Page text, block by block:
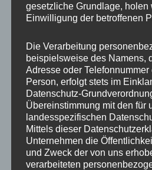
Hinweis
Lochzahl
Mittellochbohrung 72,6
Nabenbohrung 72.6
PCD 112 mm
Traglast 850
gesetzliche Grundlage, holen
Einwilligung der betroffenen
Die Verarbeitung
beispielsweise des Namens,
Adresse oder Telefonnummer
Person, erfolgt stets im
Datenschutz-
Übereinstimmung mit den für
landesspezifischen
Mittels dieser
Unternehmen die
und Zweck der von uns
verarbeiteten